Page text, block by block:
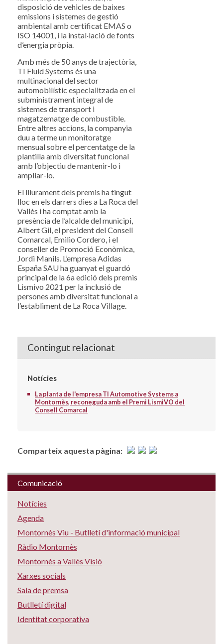
disposició de vehicles de baixes
emissions i sistemes de gestió
ambiental amb certificat EMAS o
ISO 14001, i la instal·lació de fonts
d’energia pròpia.
Amb més de 50 anys de trajectòria,
TI Fluid Systems és una
multinacional del sector
automobilístic especialitzada en el
subministrament integral de
sistemes de transport i
magatzematge de combustible.
Entre altres accions, la companyia
duu a terme un monitoratge
mensual sobre el percentatge de la
plantilla amb diversitat funcional
amb l’objectiu de mantenir-lo i
ampliar-lo.
El lliurament dels premis ha tingut
lloc en els darrers dies a La Roca del
Vallès i ha comptat amb la
presència de l’alcalde del municipi,
Albert Gil, el president del Consell
Comarcal, Emilio Cordero, i el
conseller de Promoció Econòmica,
Jordi Manils. L’empresa Adidas
España SAU ha guanyat el guardó
principal de la 6a edició dels premis
Lismivo 2021 per la inclusió de
persones amb diversitat funcional a
l’establiment de La Roca Village.
Contingut relacionat
Notícies
La planta de l'empresa TI Automotive Systems a
Montornès, reconeguda amb el Premi LismiVO del
Consell Comarcal
Comparteix aquesta pàgina:
Comunicació
Notícies
Agenda
Montornès Viu - Butlletí d'informació municipal
Ràdio Montornès
Montornès a Vallès Visió
Xarxes socials
Sala de premsa
Butlletí digital
Identitat corporativa